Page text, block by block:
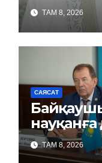
ТАМ 8, 2026
САЯСАТ
ТАМ 8, 2026